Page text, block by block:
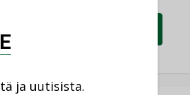
ja uutisista.